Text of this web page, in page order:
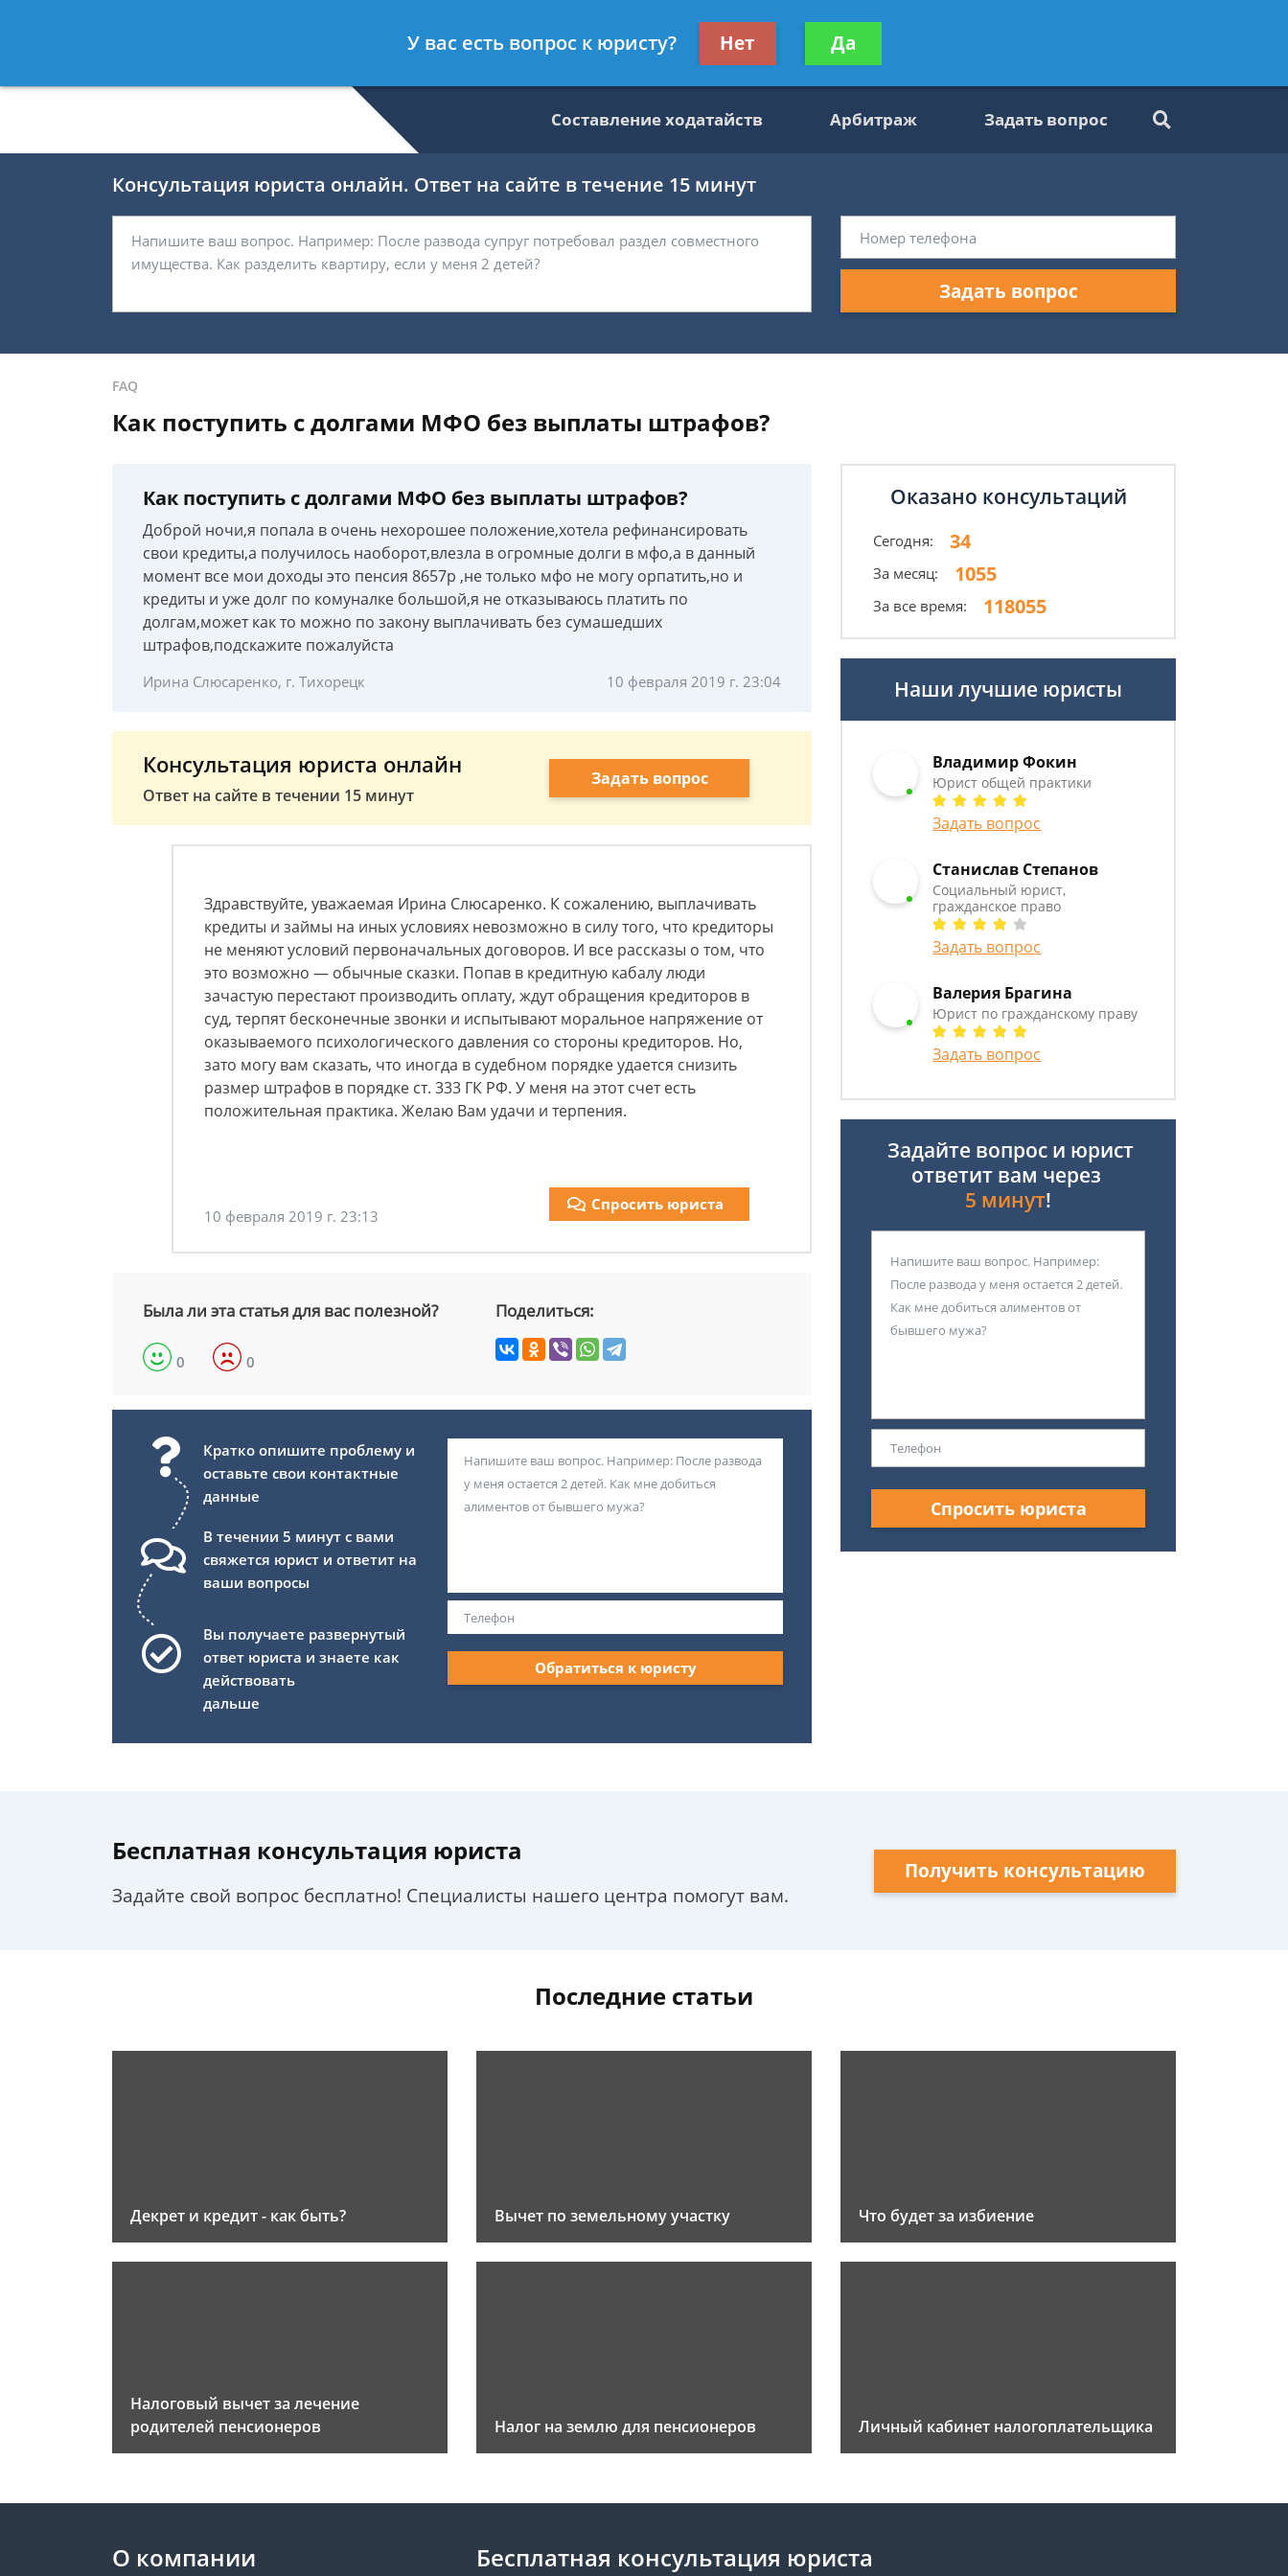
- Юрист по гражданскому праву
Получите консультацию
бесплатно
Составление ходатайств Арбитраж Задать вопрос
Консультация юриста онлайн. Ответ на сайте в течение 15 минут
Задать вопрос
FAQ
Как поступить с долгами МФО без выплаты штрафов?
Как поступить с долгами МФО без выплаты штрафов?
Доброй ночи,я попала в очень нехорошее положение,хотела рефинансировать
свои кредиты,а получилось наоборот,влезла в огромные долги в мфо,а в данный
момент все мои доходы это пенсия 8657р ,не только мфо не могу орпатить,но и
кредиты и уже долг по комуналке большой,я не отказываюсь платить по
долгам,может как то можно по закону выплачивать без сумашедших
штрафов,подскажите пожалуйста
Ирина Слюсаренко, г. Тихорецк 10 февраля 2019 г. 23:04
Консультация юриста онлайн
Ответ на сайте в течении 15 минут
Задать вопрос
Здравствуйте, уважаемая Ирина Слюсаренко. К сожалению, выплачивать
кредиты и займы на иных условиях невозможно в силу того, что кредиторы
не меняют условий первоначальных договоров. И все рассказы о том, что
это возможно — обычные сказки. Попав в кредитную кабалу люди
зачастую перестают производить оплату, ждут обращения кредиторов в
суд, терпят бесконечные звонки и испытывают моральное напряжение от
оказываемого психологического давления со стороны кредиторов. Но,
зато могу вам сказать, что иногда в судебном порядке удается снизить
размер штрафов в порядке ст. 333 ГК РФ. У меня на этот счет есть
положительная практика. Желаю Вам удачи и терпения.
10 февраля 2019 г. 23:13
Спросить юриста
Была ли эта статья для вас полезной?
0 0
Поделиться:
Кратко опишите проблему и
оставьте свои контактные
данные
В течении 5 минут с вами
свяжется юрист и ответит на
ваши вопросы
Вы получаете развернутый
ответ юриста и знаете как
действовать
дальше
Обратиться к юристу
Оказано консультаций
Сегодня: 34
За месяц: 1055
За все время: 118055
Наши лучшие юристы
Владимир Фокин
Юрист общей практики
Задать вопрос
Станислав Степанов
Социальный юрист,
гражданское право
Задать вопрос
Валерия Брагина
Юрист по гражданскому праву
Задать вопрос
Задайте вопрос и юрист
ответит вам через
5 минут!
Спросить юриста
Бесплатная консультация юриста
Задайте свой вопрос бесплатно! Специалисты нашего центра помогут вам.
Получить консультацию
Последние статьи
Декрет и кредит - как быть? Вычет по земельному участку Что будет за избиение
Налоговый вычет за лечение
родителей пенсионеров
Налог на землю для пенсионеров Личный кабинет налогоплательщика
О компании Бесплатная консультация юриста
У вас есть вопрос к юристу? Нет Да